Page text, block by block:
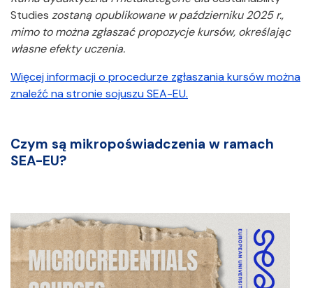
Studies zostaną opublikowane w październiku 2025 r.,
mimo to można zgłaszać propozycje kursów, określając
własne efekty uczenia.
Więcej informacji o procedurze zgłaszania kursów można
znaleźć na stronie sojuszu SEA-EU.
Czym są mikropoświadczenia w ramach
SEA-EU?